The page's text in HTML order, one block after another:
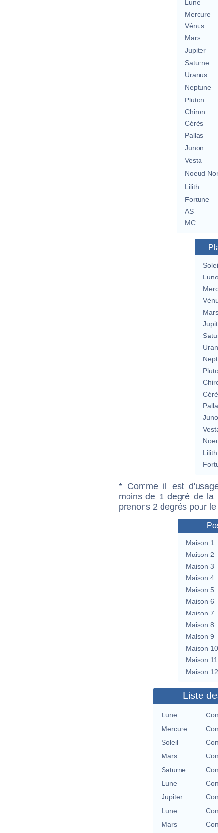
Lune
Mercure
Vénus
Mars
Jupiter
Saturne
Uranus
Neptune
Pluton
Chiron
Cérès
Pallas
Junon
Vesta
Noeud
Lilith
Fortune
AS
MC
Lune
Mars
Lilith
* Comme il est
moins de 1 degré de la
prenons 2 degrés pour
Maison 1
Maison 2
Maison 3
Maison 4
Maison 5
Maison 6
Maison 7
Maison 8
Maison 9
Maison 10
Maison 11
Maison 12
Liste
Lune
Mercure
Soleil
Mars
Saturne
Lune
Jupiter
Lune
Mars